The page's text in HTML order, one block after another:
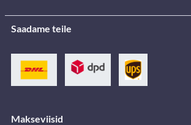
Saadame teile
Makseviisid